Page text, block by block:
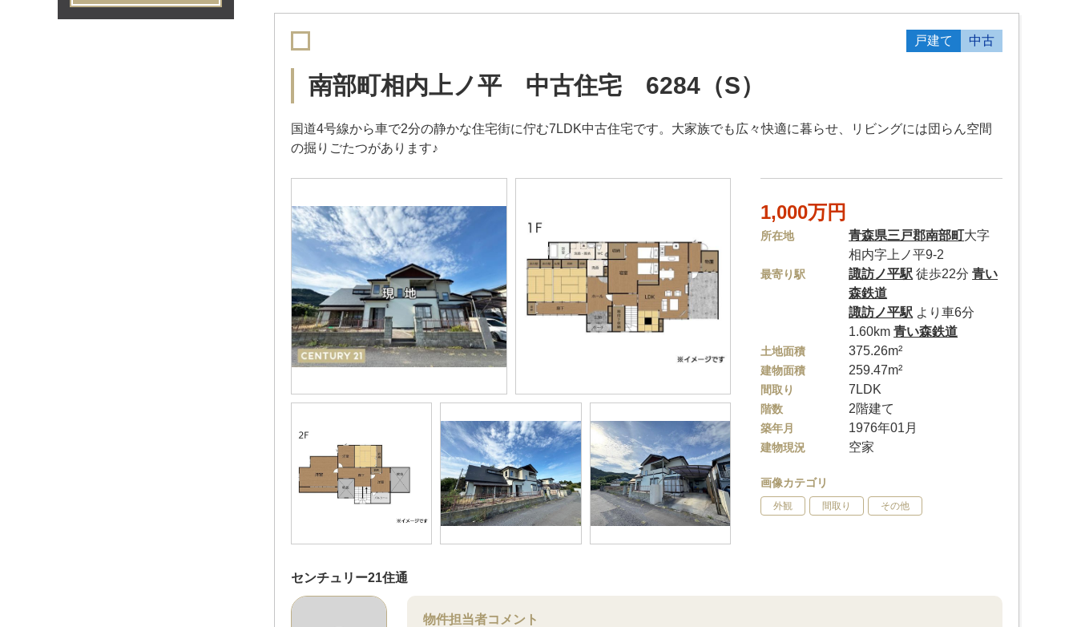
戸建て 中古
南部町相内上ノ平 中古住宅 6284（S）
国道4号線から車で2分の静かな住宅街に佇む7LDK中古住宅です。大家族でも広々快適に暮らせ、リビングには団らん空間
の掘りごたつがあります♪
1,000万円
所在地 青森県三戸郡南部町大字
相内字上ノ平9-2
最寄り駅 諏訪ノ平駅 徒歩22分青い
森鉄道
諏訪ノ平駅 より車6分
1.60km青い森鉄道
土地面積 375.26m²
建物面積 259.47m²
間取り 7LDK
階数 2階建て
築年月 1976年01月
建物現況 空家
画像カテゴリ
外観 間取り その他
センチュリー21住通
物件担当者コメント